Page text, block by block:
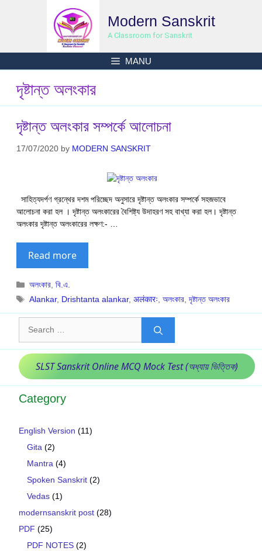
Modern Sanskrit
A Classroom for Sanskrit
MANU
দৃষ্টান্ত অলংকার
দৃষ্টান্ত অলংকার সম্পর্কে আলোচনা
17/07/2020 by MODERN SANSKRIT
সাহিত্যদর্পণ গ্রন্থের দশম পরিচ্ছেদ অনুসারে দৃষ্টান্ত অলংকার সম্পর্কে সহজভাবে
আলোচনা করা হল । দৃষ্টান্ত অলংকারের বৈশিষ্ট্য উদাহরণ সহ বাখ্যা করা হল। দৃষ্টান্ত
অলংকার দৃষ্টান্ত অলংকারের লক্ষণ:- …
Read more
Categories
অলংকার ,বি.এ.
Tags
Alankar, Drishtanta alankar,अलंकारः ,অলংকার ,দৃষ্টান্ত অলংকার
for:
SLST Sanskrit Online MCQ Mock Test (অধ্যায় ভিত্তিক)
Category
English Version (11)
Gita (2)
Mantra (4)
Spoken Sanskrit (2)
Vedas (1)
modernsanskrit post (28)
PDF (25)
PDF NOTES (2)